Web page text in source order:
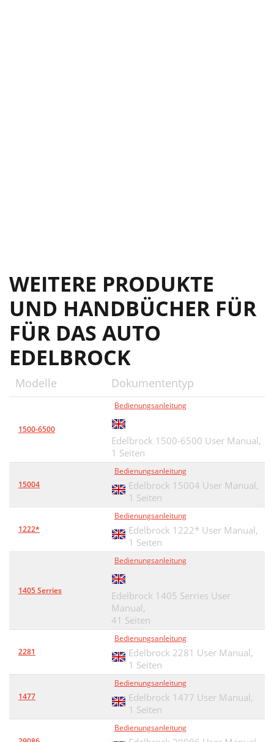
WEITERE PRODUKTE
UND HANDBÜCHER FÜR
FÜR DAS AUTO
EDELBROCK
Modelle Dokumententyp
1500-6500
Bedienungsanleitung
Edelbrock 1500-6500 User Manual,
1 Seiten
15004
Bedienungsanleitung
Edelbrock 15004 User Manual,
1 Seiten
1222*
Bedienungsanleitung
Edelbrock 1222* User Manual,
1 Seiten
1405 Serries
Bedienungsanleitung
Edelbrock 1405 Serries User
Manual,
41 Seiten
2281
Bedienungsanleitung
Edelbrock 2281 User Manual,
1 Seiten
1477
Bedienungsanleitung
Edelbrock 1477 User Manual,
1 Seiten
Bedienungsanleitung